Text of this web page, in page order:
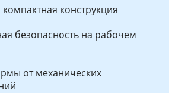
конструкция
безопасность на рабочем
от механических